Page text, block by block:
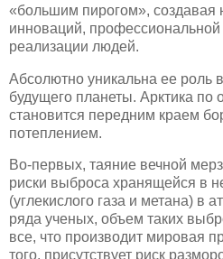
«большим пирогом», создавая
инноваций, профессиональной
реализации людей.
Абсолютно уникальна ее роль
будущего планеты. Арктика по
становится передним краем
потеплением.
Во-первых, таяние вечной
риски выброса хранящейся в
(углекислого газа и метана) в
ряда ученых, объем таких
все, что производит мировая
того, присутствует риск